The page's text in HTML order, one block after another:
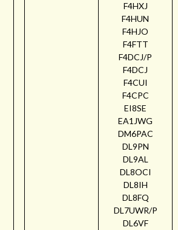
F4HXJ
F4HUN
F4HJO
F4FTT
F4DCJ/P
F4DCJ
F4CUI
F4CPC
EI8SE
EA1JWG
DM6PAC
DL9PN
DL9AL
DL8OCI
DL8IH
DL8FQ
DL7UWR/P
DL6VF